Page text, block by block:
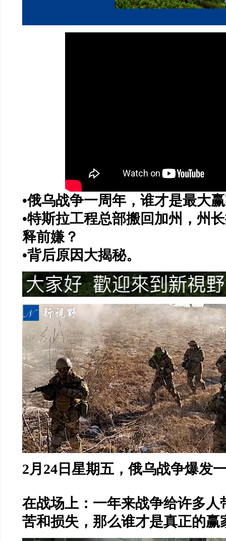
•俄乌战争一周年，谁才是最大
•特斯拉工程总部搬回加州，州
释前嫌？
•背后原因大揭秘。
2月 24 日星期五，俄乌战争爆发
在战场上：一年来战争给许多人
苦和损失，那么谁才是真正的赢